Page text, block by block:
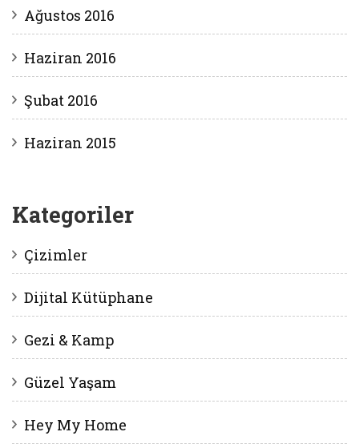
Ağustos 2016
Haziran 2016
Şubat 2016
Haziran 2015
Kategoriler
Çizimler
Dijital Kütüphane
Gezi & Kamp
Güzel Yaşam
Hey My Home